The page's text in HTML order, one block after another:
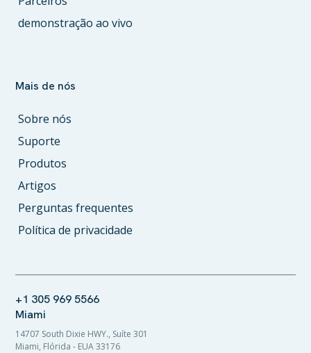
demonstração ao vivo
Mais de nós
Sobre nós
Suporte
Produtos
Artigos
Perguntas frequentes
Política de privacidade
+1 305 969 5566
Miami
14707 South Dixie HWY., Suíte 301
Miami, Flórida - EUA 33176